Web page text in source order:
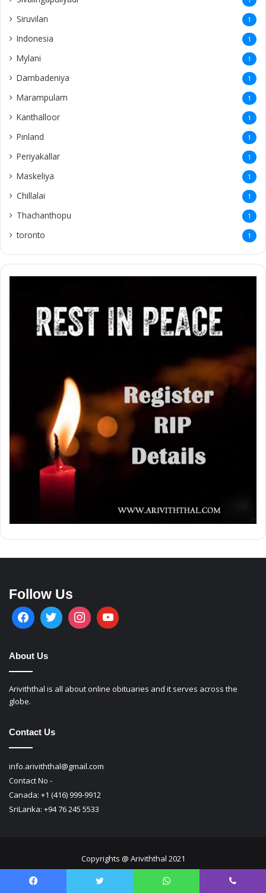
Siruvilan 1
Indonesia 1
Mylani 1
Dambadeniya 1
Marampulam 1
Kanthalloor 1
Pinland 1
Periyakallar 1
Maskeliya 1
Chillalai 1
Thachanthopu 1
toronto 1
Follow Us
About Us
Ariviththal is all about online obituaries and it serves across the
globe.
Contact Us
info.ariviththal@gmail.com
Contact No -
Canada: +1 (416) 999-9912
SriLanka: +94 76 245 5533
Copyrights @ Ariviththal 2021
Terms & Conditions
Privacy Policy